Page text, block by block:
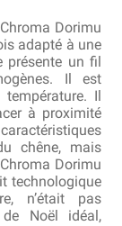
Dorimu
adapté à une
présente un fil
Il est
Il
à proximité
chêne, mais
Dorimu
technologique
n’était pas
Noël idéal,